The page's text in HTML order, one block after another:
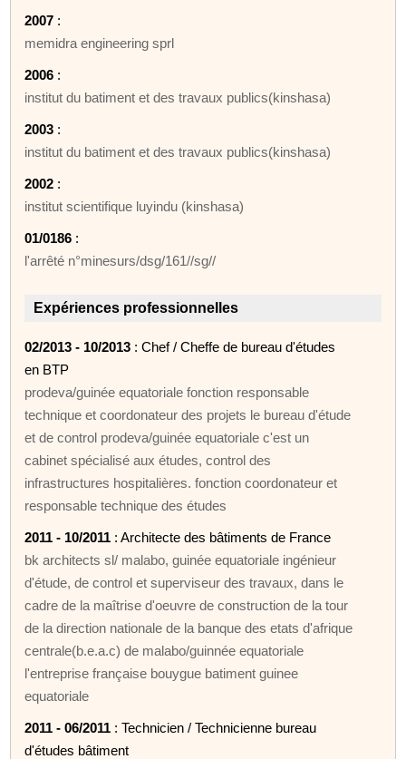
2007 :
memidra engineering sprl
2006 :
institut du batiment et des travaux publics(kinshasa)
2003 :
institut du batiment et des travaux publics(kinshasa)
2002 :
institut scientifique luyindu (kinshasa)
01/0186 :
l'arrêté n°minesurs/dsg/161//sg//
Expériences professionnelles
02/2013 - 10/2013 : Chef / Cheffe de bureau d'études
en BTP
prodeva/guinée equatoriale fonction responsable
technique et coordonateur des projets le bureau d'étude
et de control prodeva/guinée equatoriale c'est un
cabinet spécialisé aux études, control des
infrastructures hospitalières. fonction coordonateur et
responsable technique des études
2011 - 10/2011 : Architecte des bâtiments de France
bk architects sl/ malabo, guinée equatoriale ingénieur
d'étude, de control et superviseur des travaux, dans le
cadre de la maîtrise d'oeuvre de construction de la tour
de la direction nationale de la banque des etats d'afrique
centrale(b.e.a.c) de malabo/guinnée equatoriale
l'entreprise française bouygue batiment guinee
equatoriale
2011 - 06/2011 : Technicien / Technicienne bureau
d'études bâtiment